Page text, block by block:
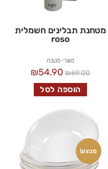
מטחנת תבלינים חשמלית
roso
מוצרי מטבח
₪69.00
₪54.90
הוספה לסל
מבצע!